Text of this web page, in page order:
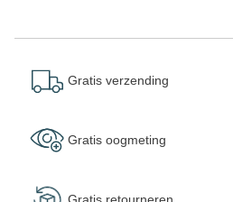
Gratis verzending
Gratis oogmeting